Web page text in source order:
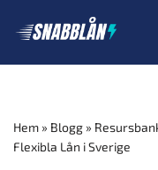
till
Hem » Blogg »
Flexibla Lån i Sverige